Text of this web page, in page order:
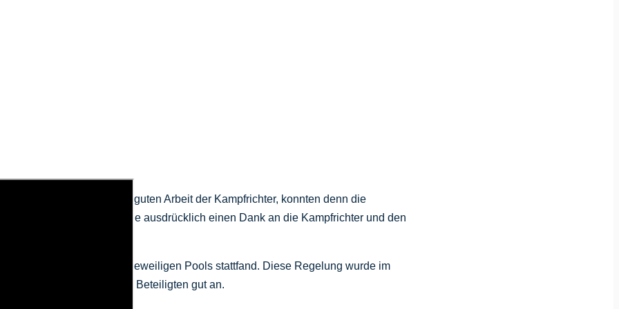
Verein und der sehr guten Arbeit der Kampfrichter, konnten denn die
werden. An dieser Stelle ausdrücklich einen Dank an die Kampfrichter und den
nachdem Ende des jeweiligen Pools stattfand. Diese Regelung wurde im
und kam seit dem bei den Beteiligten gut an.